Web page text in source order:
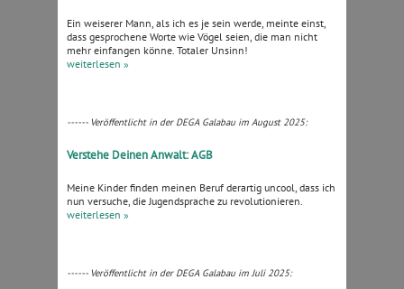
Ein weiserer Mann, als ich es je sein werde, meinte einst,
dass gesprochene Worte wie Vögel seien, die man nicht
mehr einfangen könne. Totaler Unsinn!
weiterlesen »
------ Veröffentlicht in der DEGA Galabau im August 2025:
Verstehe Deinen Anwalt: AGB
Meine Kinder finden meinen Beruf derartig uncool, dass ich
nun versuche, die Jugendsprache zu revolutionieren.
weiterlesen »
------ Veröffentlicht in der DEGA Galabau im Juli 2025: